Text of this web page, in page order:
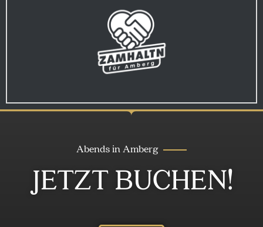
Abends in Amberg
JETZT BUCHEN!